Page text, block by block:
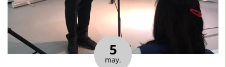
5
may.